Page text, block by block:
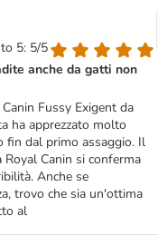
5: 5/5
anche da gatti non
Fussy Exigent da
ha apprezzato molto
fin dal primo assaggio. Il
Canin si conferma
Anche se
trovo che sia un'ottima
al